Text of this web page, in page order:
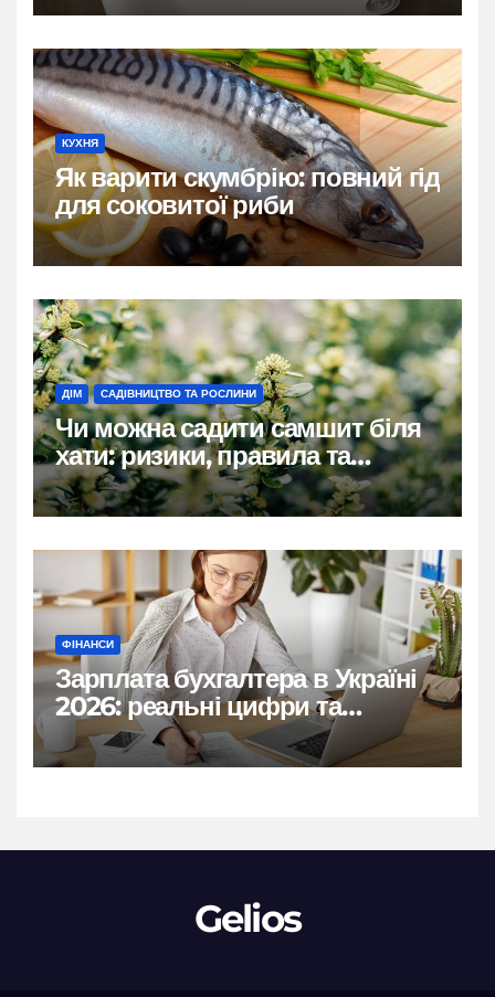
КУХНЯ
Як варити скумбрію: повний гід
для соковитої риби
ДІМ САДІВНИЦТВО ТА РОСЛИНИ
Чи можна садити самшит біля
хати: ризики, правила та
практичні рішення
ФІНАНСИ
Зарплата бухгалтера в Україні
2026: реальні цифри та
нюанси
Gelios